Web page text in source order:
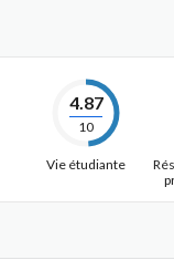
4.87
10
Vie étudiante